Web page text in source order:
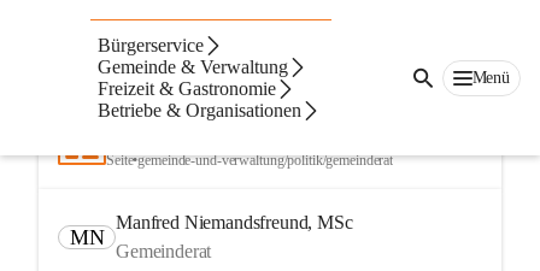
Bürgerservice
Gemeinde & Verwaltung
Freizeit & Gastronomie
Betriebe & Organisationen
Menü
Beste Resultate Kontakte
Suchergebnisse
Suchergebnisse:
Seite•gemeinde-und-verwaltung/politik/gemeinderat
MN
Manfred Niemandsfreund, MSc
Gemeinderat